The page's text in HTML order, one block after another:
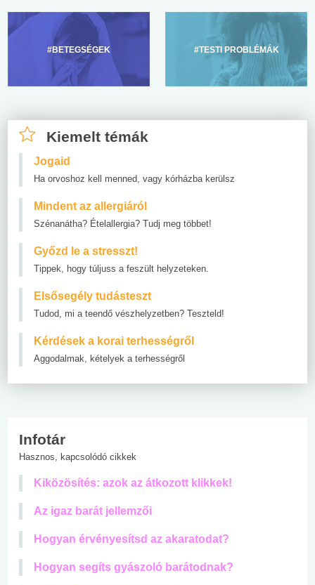
#BETEGSÉGEK #TESTI PROBLÉMÁK
Kiemelt témák
Jogaid
Ha orvoshoz kell menned, vagy kórházba kerülsz
Mindent az allergiáról
Szénanátha? Ételallergia? Tudj meg többet!
Győzd le a stresszt!
Tippek, hogy túljuss a feszült helyzeteken.
Elsősegély tudásteszt
Tudod, mi a teendő vészhelyzetben? Teszteld!
Kérdések a korai terhességről
Aggodalmak, kételyek a terhességről
Infotár
Hasznos, kapcsolódó cikkek
Kiközösítés: azok az átkozott klikkek!
Az igaz barát jellemzői
Hogyan érvényesítsd az akaratodat?
Hogyan segíts gyászoló barátodnak?